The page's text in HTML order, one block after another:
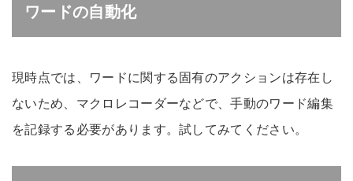
ワードの自動化
現時点では、ワードに関する固有のアクションは存在し
ないため、マクロレコーダーなどで、手動のワード編集
を記録する必要があります。試してみてください。